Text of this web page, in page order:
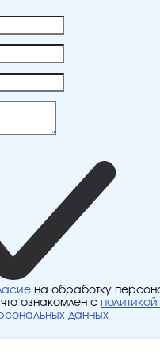
на обработку
ознакомлен с
данных